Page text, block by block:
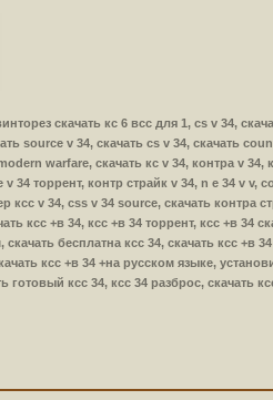
скачать кс 6 всс для 1, cs v 34,
source v 34, скачать cs v 34, скачать
warfare, скачать кс v 34, контра v
34 торрент, контр страйк v 34, n e 34 v v,
ксс v 34, css v 34 source, скачать
ксс +в 34, ксс +в 34 торрент, ксс +в 34
бесплатна ксс 34, скачать ксс
ксс +в 34 +на русском языке,
готовый ксс 34, ксс 34 разброс, скачать